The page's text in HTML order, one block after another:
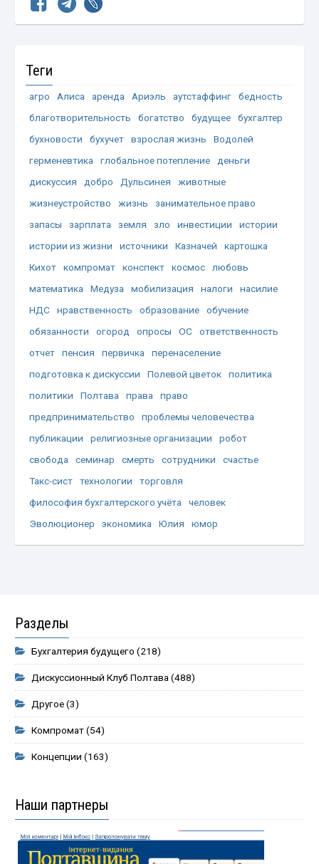
Теги
агро Алиса аренда Ариэль аутстаффинг
бедность
благотворительность
богатство будущее
бухгалтер
бухновости
бухучет взрослая жизнь
Водолей
герменевтика
глобальное потепление
деньги
дискуссия
добро Дульсинея
животные
жизнеустройство
жизнь
занимательное право
запасы
зарплата земля зло инвестиции
истории
истории из жизни
источники Казначей
картошка
Кихот
компромат конспект космос
любовь
математика
Медуза мобилизация налоги
насилие
НДС
нравственность образование
обучение
обязанности
огород опросы ОС
ответственность
отчет
пенсия первичка
перенаселение
подготовка к дискуссии
Полевой цветок
политика
политики
Полтава права
право
предпринимательство
проблемы человечества
публикации
религиозные организации
робот
свобода
семинар смерть сотрудники
счастье
Такс-сист
технологии
торговля
философия бухгалтерского учёта
человек
Эволюционер
экономика Юлия юмор
Разделы
Бухгалтерия будущего (218)
Дискуссионный Клуб Полтава (488)
Другое(3)
Компромат(54)
Концепции (163)
Наши партнеры